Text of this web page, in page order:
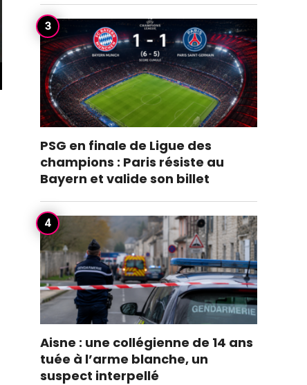
PSG en finale de Ligue des
champions : Paris résiste au
Bayern et valide son billet
Aisne : une collégienne de 14 ans
tuée à l’arme blanche, un
suspect interpellé